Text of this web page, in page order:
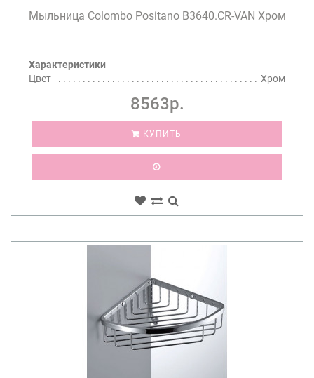
Мыльница Colombo Positano B3640.CR-VAN Хром
Характеристики
Цвет
Хром
8563р.
КУПИТЬ